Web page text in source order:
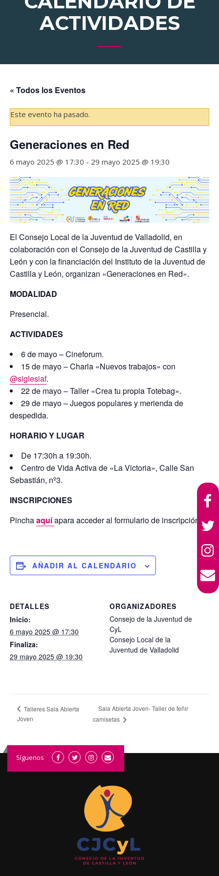
ACTIVIDADES
« Todos los Eventos
Este evento ha pasado.
Generaciones en Red
6 mayo 2025 @ 17:30 - 29 mayo 2025 @ 19:30
El Consejo Local de la Juventud de Valladolid, en
colaboración con el Consejo de la Juventud de Castilla y
León y con la financiación del Instituto de la Juventud de
Castilla y León, organizan «Generaciones en Red».
MODALIDAD
Presencial.
ACTIVIDADES
6 de mayo – Cineforum.
15 de mayo – Charla «Nuevos trabajos» con
@siglesiaf.
22 de mayo – Taller «Crea tu propia Totebag».
29 de mayo – Juegos populares y merienda de
despedida.
HORARIO Y LUGAR
De 17:30h a 19:30h.
Centro de Vida Activa de «La Victoria», Calle San
Sebastián, nº3.
INSCRIPCIONES
Pinchaaquíapara acceder al formulario de inscripción.
AÑADIR AL CALENDARIO
DETALLES
Inicio:
6 mayo 2025 @ 17:30
Finaliza:
29 mayo 2025 @ 19:30
ORGANIZADORES
Consejo de la Juventud de
CyL
Consejo Local de la
Juventud de Valladolid
Talleres Sala Abierta
Joven
Sala Abierta Joven- Taller de teñir
camisetas
Síguenos